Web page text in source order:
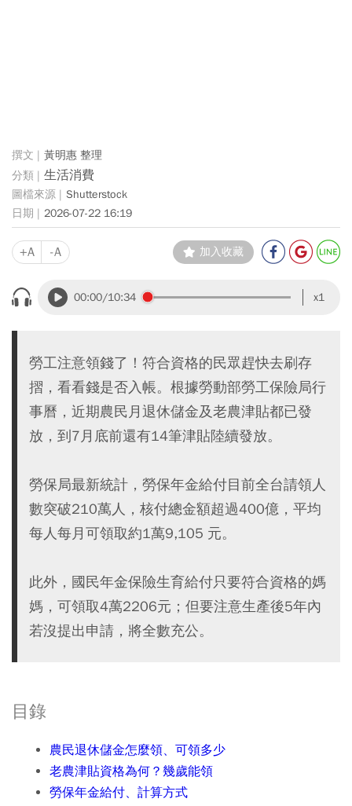
黃明惠 整理
生活消費
Shutterstock
2026-07-22 16:19
+A -A 加入收藏
00:00/10:34 x1
勞工注意領錢了！符合資格的民眾趕快去刷存
摺，看看錢是否入帳。根據勞動部勞工保險局行
事曆，近期農民月退休儲金及老農津貼都已發
放，到7月底前還有14筆津貼陸續發放。
勞保局最新統計，勞保年金給付目前全台請領人
數突破210萬人，核付總金額超過400億，平均
每人每月可領取約1萬9,105 元。
此外，國民年金保險生育給付只要符合資格的媽
媽，可領取4萬2206元；但要注意生產後5年內
若沒提出申請，將全數充公。
目錄
農民退休儲金怎麼領、可領多少
老農津貼資格為何？幾歲能領
勞保年金給付、計算方式